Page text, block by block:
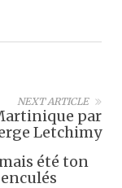
NEXT ARTICLE
par
Letchimy
été ton